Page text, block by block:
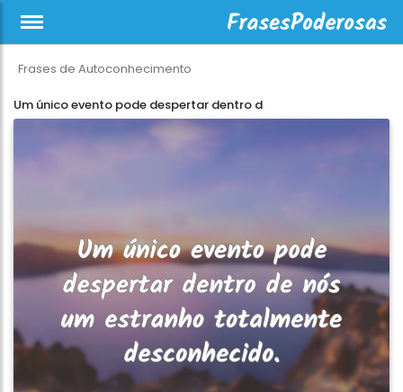
Frases de Autoconhecimento
Um único evento pode despertar dentro d